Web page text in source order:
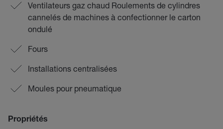
Ventilateurs gaz chaud Roulements de cylindres
cannelés de machines à confectionner le carton
ondulé
Fours
Installations centralisées
Moules pour pneumatique
Propriétés